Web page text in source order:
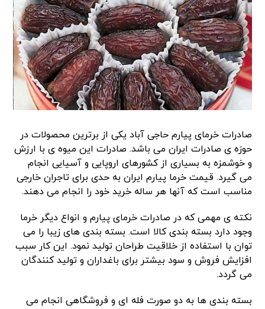
صادرات خرمای پیارم حاجی آباد یکی از برترین محصولات در
حوزه ی صادرات ایران می باشد. صادرات این میوه ی با ارزش
و خوشمزه به بسیاری از کشورهای اروپایی و آسیایی انجام
می گیرد. قیمت خرما پیارم ایران به حدی برای تاجران خارجی
مناسب است که آنها هر ساله خرید خود را انجام می دهند.
نکته ی مهمی که در صادرات خرمای پیارم و انواع دیگر خرما
وجود دارد بسته بندی کالا است. بسته بندی های زیبا را می
توان با استفاده از خلاقیت طراحان تولید نمود. این کار سبب
افزایش فروش و سود بیشتر برای باغداران و تولید کنندگان
می گردد.
بسته بندی ها به دو صورت فله ای و فروشگاهی انجام می